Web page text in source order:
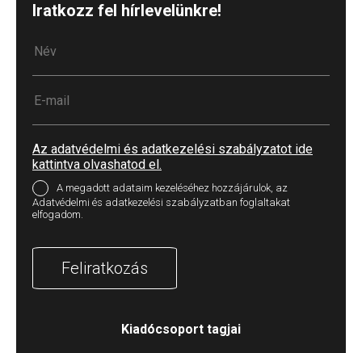
Iratkozz fel hírlevelünkre!
Az adatvédelmi és adatkezelési szabályzatot ide
kattintva olvashatod el.
A megadott adataim kezeléséhez hozzájárulok, az
Adatvédelmi és adatkezelési szabályzatban foglaltakat
elfogadom.
Feliratkozás
Kiadócsoport tagjai